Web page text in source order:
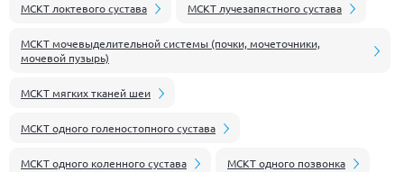
МСКТ локтевого сустава МСКТ лучезапястного сустава
МСКТ мочевыделительной системы (почки, мочеточники,
мочевой пузырь)
МСКТ мягких тканей шеи
МСКТ одного голеностопного сустава
МСКТ одного коленного сустава МСКТ одного позвонка